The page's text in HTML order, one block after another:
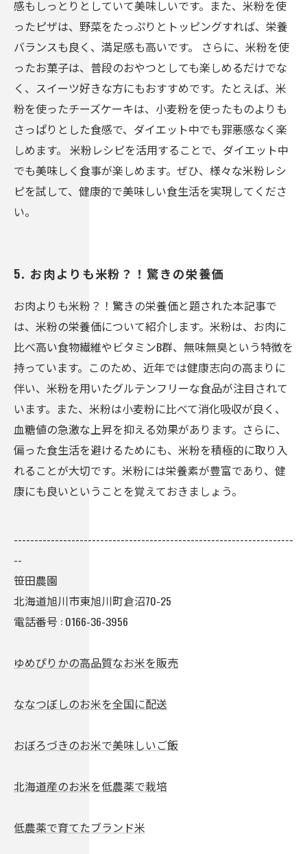
感もしっとりとしていて美味しいです。また、米粉を使
ったピザは、野菜をたっぷりとトッピングすれば、栄養
バランスも良く、満足感も高いです。 さらに、米粉を使
ったお菓子は、普段のおやつとしても楽しめるだけでな
く、スイーツ好きな方にもおすすめです。たとえば、米
粉を使ったチーズケーキは、小麦粉を使ったものよりも
さっぱりとした食感で、ダイエット中でも罪悪感なく楽
しめます。 米粉レシピを活用することで、ダイエット中
でも美味しく食事が楽しめます。ぜひ、様々な米粉レシ
ピを試して、健康的で美味しい食生活を実現してくださ
い。
5. お肉よりも米粉？！驚きの栄養価
お肉よりも米粉？！驚きの栄養価と題された本記事で
は、米粉の栄養価について紹介します。米粉は、お肉に
比べ高い食物繊維やビタミンB群、無味無臭という特徴を
持っています。このため、近年では健康志向の高まりに
伴い、米粉を用いたグルテンフリーな食品が注目されて
います。また、米粉は小麦粉に比べて消化吸収が良く、
血糖値の急激な上昇を抑える効果があります。さらに、
偏った食生活を避けるためにも、米粉を積極的に取り入
れることが大切です。米粉には栄養素が豊富であり、健
康にも良いということを覚えておきましょう。
--------------------------------------------------------------------
--
笹田農園
北海道旭川市東旭川町倉沼70-25
電話番号 : 0166-36-3956
ゆめぴりかの高品質なお米を販売
ななつぼしのお米を全国に配送
おぼろづきのお米で美味しいご飯
北海道産のお米を低農薬で栽培
低農薬で育てたブランド米